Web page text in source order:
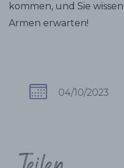
kommen, und Sie
Armen erwarten!
04/10/2023